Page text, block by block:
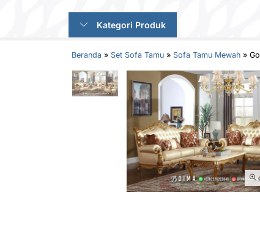
Kategori Produk
Beranda » Set Sofa Tamu » Sofa Tamu Mewah »